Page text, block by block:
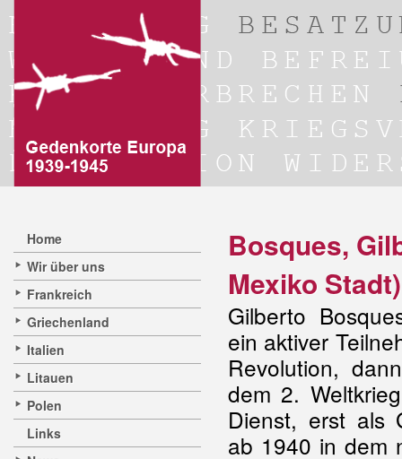
Home
Wir über uns
Frankreich
Griechenland
Italien
Litauen
Polen
Links
Bosques,
Mexiko Stadt)
Gilberto
ein aktiver
Revolution,
dem 2.
Dienst, erst als
ab 1940 in dem